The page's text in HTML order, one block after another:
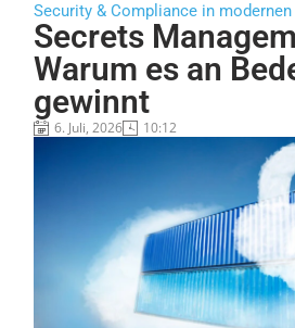
Security & Compliance in
Secrets
Warum es an
gewinnt
6. Juli, 2026 10:12